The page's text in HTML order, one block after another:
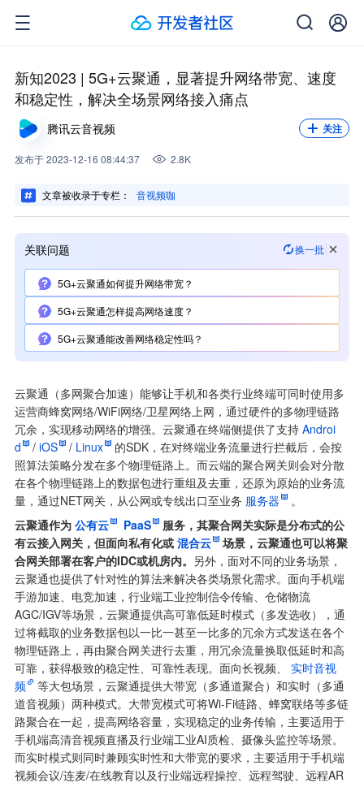
新知2023 | 5G+云聚通，显著提升网络带宽、速度
和稳定性，解决全场景网络接入痛点
腾讯云音视频 关注
发布于2023-12-16 08:44:37 2.8K
文章被收录于专栏： 音视频咖
关联问题 换一批
5G+云聚通如何提升网络带宽？
5G+云聚通怎样提高网络速度？
5G+云聚通能改善网络稳定性吗？
云聚通（多网聚合加速）能够让手机和各类行业终端可同时使用多
运营商蜂窝网络/WiFi网络/卫星网络上网，通过硬件的多物理链路
冗余，实现移动网络的增强。云聚通在终端侧提供了支持 Androi
d
/ iOS / Linux
的SDK，在对终端业务流量进行拦截后，会按
照算法策略分发在多个物理链路上。而云端的聚合网关则会对分散
在各个物理链路上的数据包进行重组及去重，还原为原始的业务流
量，通过NET网关，从公网或专线出口至业务 服务器
。
云聚通作为 公有云 PaaS
服务，其聚合网关实际是分布式的公
有云接入网关，但面向私有化或 混合云
场景，云聚通也可以将聚
合网关部署在客户的IDC或机房内。 另外，面对不同的业务场景，
云聚通也提供了针对性的算法来解决各类场景化需求。面向手机端
手游加速、电竞加速，行业端工业控制信令传输、仓储物流
AGC/IGV等场景，云聚通提供高可靠低延时模式（多发选收），通
过将截取的业务数据包以一比一甚至一比多的冗余方式发送在各个
物理链路上，再由聚合网关进行去重，用冗余流量换取低延时和高
可靠，获得极致的稳定性、可靠性表现。面向长视频、
实时音视
频
等大包场景，云聚通提供大带宽（多通道聚合）和实时（多通
道音视频）两种模式。大带宽模式可将Wi-Fi链路、蜂窝联络等多链
路聚合在一起，提高网络容量，实现稳定的业务传输，主要适用于
手机端高清音视频直播及行业端工业AI质检、摄像头监控等场景。
而实时模式则同时兼顾实时性和大带宽的要求，主要适用于手机端
视频会议/连麦/在线教育以及行业端远程操控、远程驾驶、远程AR